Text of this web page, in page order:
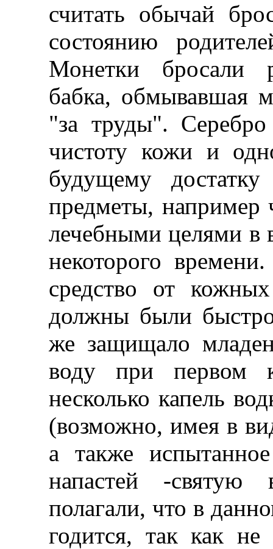
считать обычай
состоянию
Монетки бросали
бабка, обмывавшая
"за труды".
чистоту кожи и
будущему
предметы, например
лечебными целями в
некоторого
средство от
должны были
же защищало
воду при первом
несколько капель
(возможно, имея в
а также
напастей -святую
полагали, что в
годится, так как